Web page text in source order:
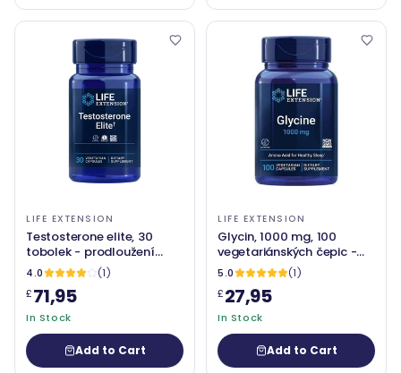
LIFE EXTENSION
Testosterone elite, 30
tobolek - prodloužení
života
4.0
(1)
£71,95
In Stock
Add to Cart
LIFE EXTENSION
Glycin, 1000 mg, 100
vegetariánských čepic -
prodloužení života
5.0
(1)
£27,95
In Stock
Add to Cart